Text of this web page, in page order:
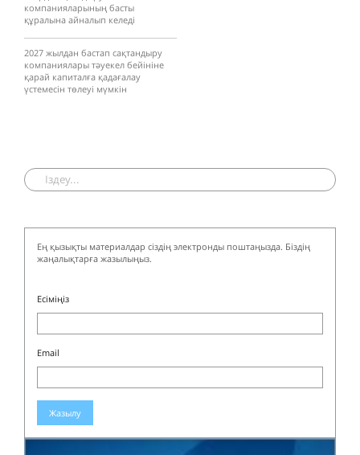
компанияларының басты
құралына айналып келеді
2027 жылдан бастап сақтандыру
компаниялары тәуекел бейініне
қарай капиталға қадағалау
үстемесін төлеуі мүмкін
Ең қызықты материалдар сіздің электронды поштаңызда. Біздің
жаңалықтарға жазылыңыз.
Есіміңіз
Email
Жазылу